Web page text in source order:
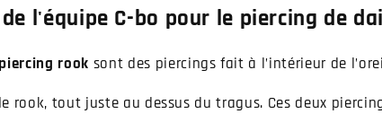
de l'équipe C-bo pour le piercing de
piercing rook sont des piercings fait à l’intérieur de
rook, tout juste au dessus du tragus. Ces deux